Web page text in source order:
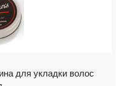
для укладки волос